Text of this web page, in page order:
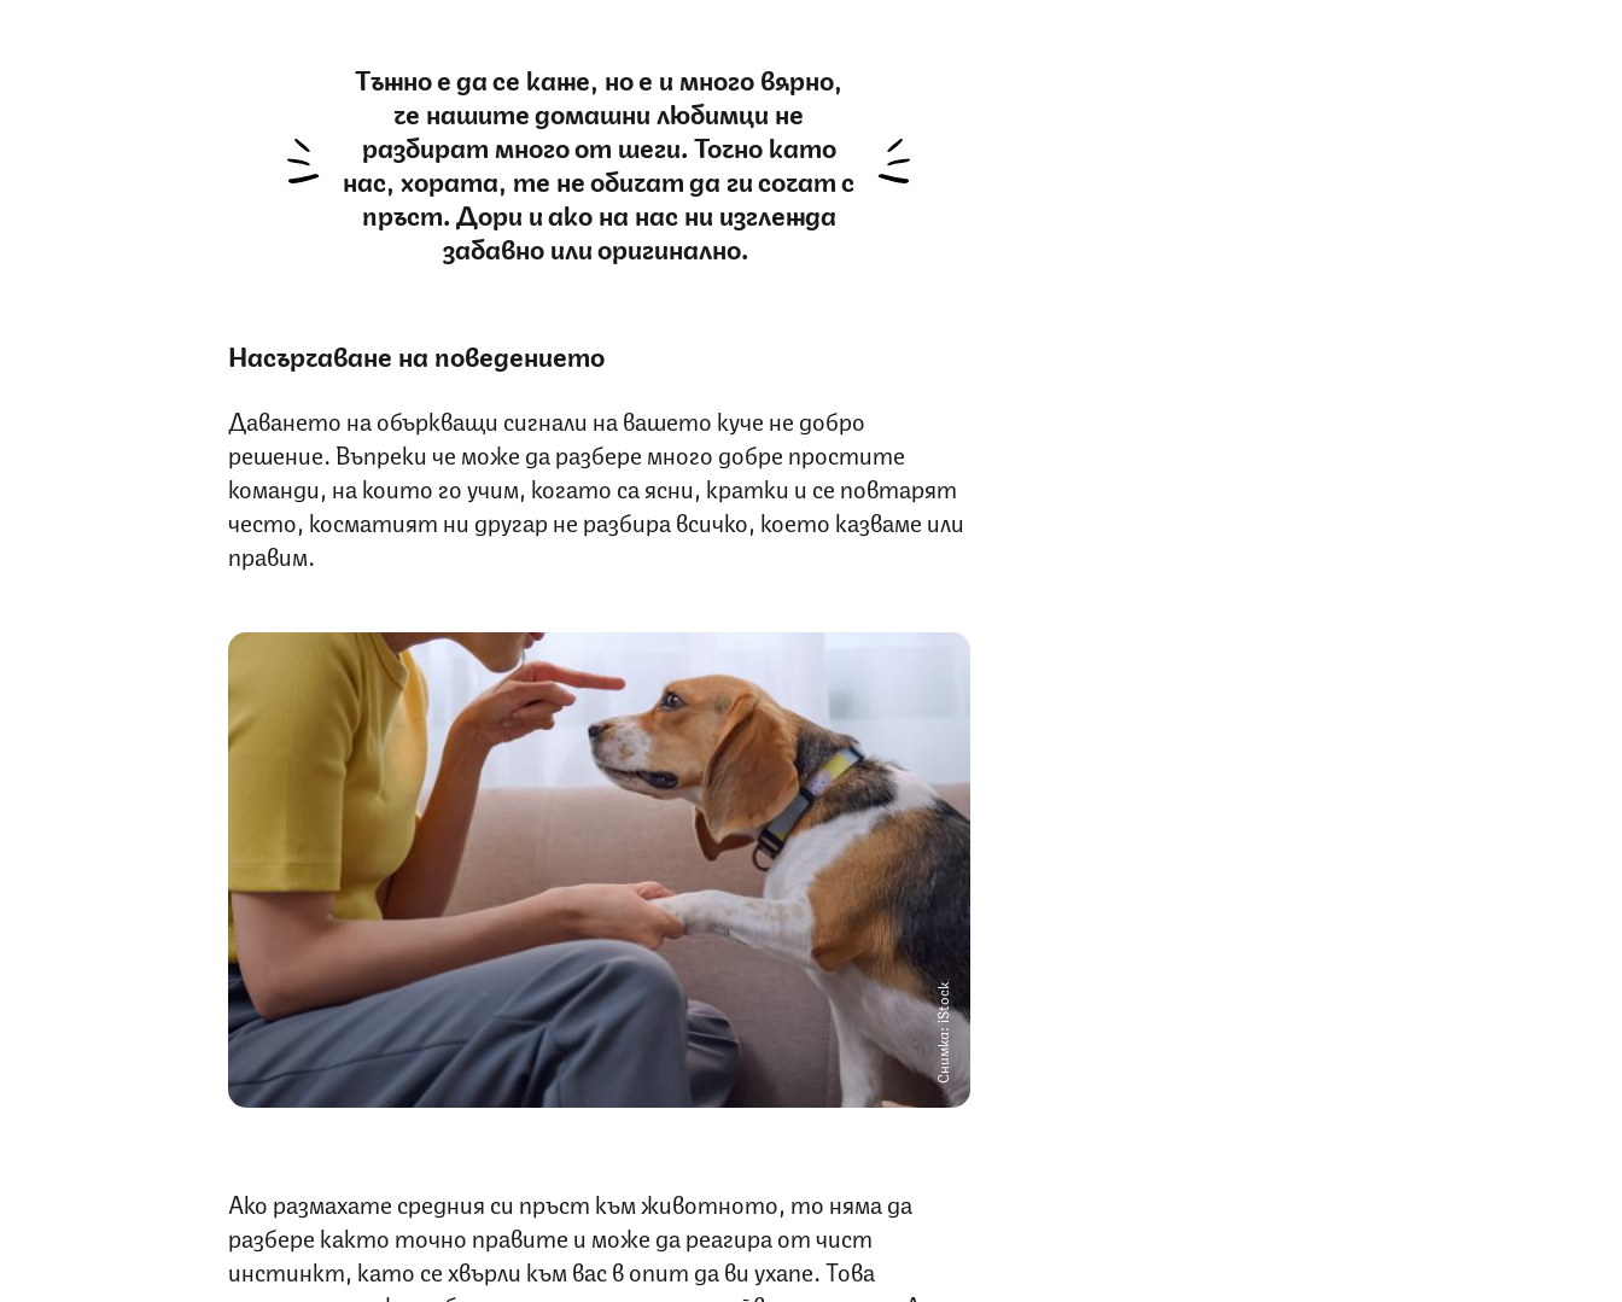
Тъжно е да се каже, но е и много вярно,
че нашите домашни любимци не
разбират много от шеги. Точно като
нас, хората, те не обичат да ги сочат с
пръст. Дори и ако на нас ни изглежда
забавно или оригинално.
Насърчаване на поведението
Даването на объркващи сигнали на вашето куче не добро
решение. Въпреки че може да разбере много добре простите
команди, на които го учим, когато са ясни, кратки и се повтарят
често, косматият ни другар не разбира всичко, което казваме или
правим.
Снимка: iStock
Ако размахате средния си пръст към животното, то няма да
разбере както точно правите и може да реагира от чист
инстинкт, като се хвърли към вас в опит да ви ухапе. Това